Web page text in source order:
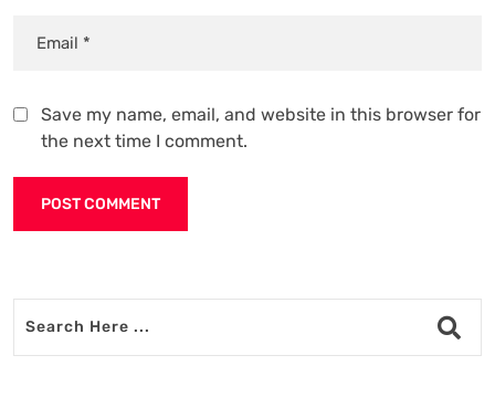
Save my name, email, and website in this browser for
the next time I comment.